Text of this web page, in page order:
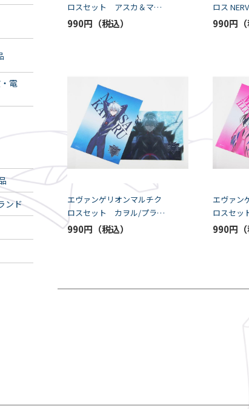
電
ンド
ロスセット アスカ＆マリ
セット（K5-SPEC）
990円
ロス
カヲル/レ
990円
エヴァンゲリオンマルチク
ロスセット カヲル/プラグ
スーツ（K5-SPEC）
990円
エヴァン
ロスセ
ーツ（K5-
990円